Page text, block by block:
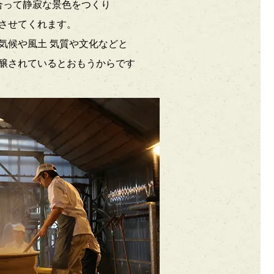
て静寂な景色をつくり
せてくれます。
候や風土 気質や文化などと
されているとおもうからです